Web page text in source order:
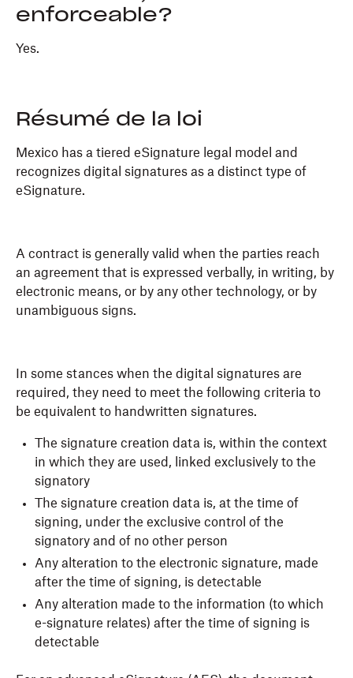
enforceable?
Yes.
Résumé de la loi
Mexico has a tiered eSignature legal model and
recognizes digital signatures as a distinct type of
eSignature.
A contract is generally valid when the parties reach
an agreement that is expressed verbally, in writing, by
electronic means, or by any other technology, or by
unambiguous signs.
In some stances when the digital signatures are
required, they need to meet the following criteria to
be equivalent to handwritten signatures.
The signature creation data is, within the context
in which they are used, linked exclusively to the
signatory
The signature creation data is, at the time of
signing, under the exclusive control of the
signatory and of no other person
Any alteration to the electronic signature, made
after the time of signing, is detectable
Any alteration made to the information (to which
e-signature relates) after the time of signing is
detectable